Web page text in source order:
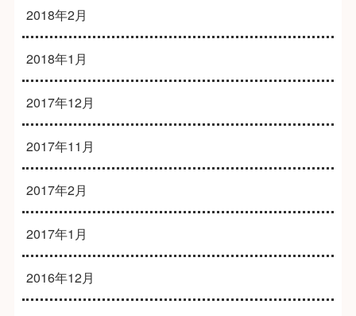
2018年2月
2018年1月
2017年12月
2017年11月
2017年2月
2017年1月
2016年12月